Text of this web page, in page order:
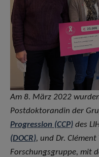
Am 8. März 2022
Postdoktorandin der
Progression (CCP) des
(DOCR), und Dr.
Forschungsgruppe, mit